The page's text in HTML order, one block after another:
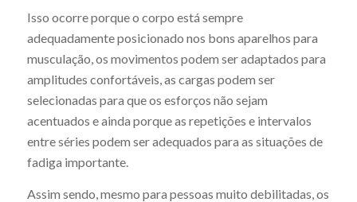
Isso ocorre porque o corpo está sempre
adequadamente posicionado nos bons aparelhos para
musculação, os movimentos podem ser adaptados para
amplitudes confortáveis, as cargas podem ser
selecionadas para que os esforços não sejam
acentuados e ainda porque as repetições e intervalos
entre séries podem ser adequados para as situações de
fadiga importante.
Assim sendo, mesmo para pessoas muito debilitadas, os